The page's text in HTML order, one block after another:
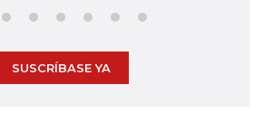
SUSCRÍBASE YA